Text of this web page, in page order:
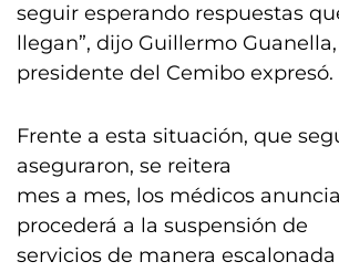
seguir esperando respuestas
llegan”, dijo Guillermo Guanella,
presidente del Cemibo expresó.
Frente a esta situación, que
aseguraron, se reitera
mes a mes, los médicos
procederá a la suspensión de
servicios de manera